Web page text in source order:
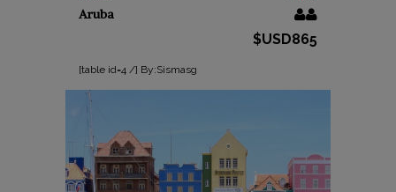
Aruba
$USD865
[table id=4 /] By:Sismasg